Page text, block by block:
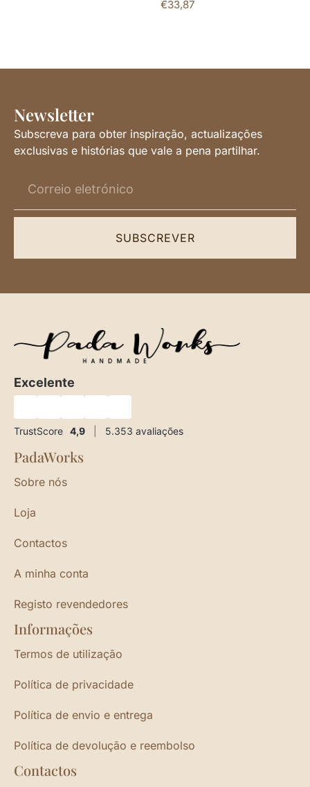
€33,87
Newsletter
Subscreva para obter inspiração, actualizações
exclusivas e histórias que vale a pena partilhar.
SUBSCREVER
Excelente
TrustScore 4,9 5.353 avaliações
PadaWorks
Sobre nós
Loja
Contactos
A minha conta
Registo revendedores
Informações
Termos de utilização
Política de privacidade
Política de envio e entrega
Política de devolução e reembolso
Contactos